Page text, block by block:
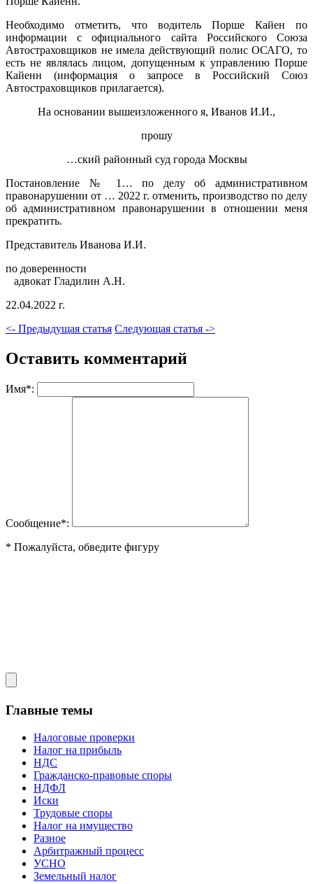
Необходимо отметить, что водитель Порше Кайен по
информации с официального сайта Российского Союза
Автостраховщиков не имела действующий полис ОСАГО, то
есть не являлась лицом, допущенным к управлению Порше
Кайенн (информация о запросе в Российский Союз
Автостраховщиков прилагается).
На основании вышеизложенного я, Иванов И.И.,
прошу
…ский районный суд города Москвы
Постановление № 1… по делу об административном
правонарушении от … 2022 г. отменить, производство по делу
об административном правонарушении в отношении меня
прекратить.
Представитель Иванова И.И.
по доверенности
адвокат Гладилин А.Н.
22.04.2022 г.
<- Предыдущая статья Следующая статья ->
Оставить комментарий
Имя*:
Сообщение*:
* Пожалуйста, обведите фигуру
Главные темы
Налоговые проверки
Налог на прибыль
НДС
Гражданско-правовые споры
НДФЛ
Иски
Трудовые споры
Налог на имущество
Разное
Арбитражный процесс
УСНО
Земельный налог